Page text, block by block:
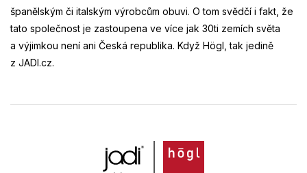
španělským či italským výrobcům obuvi. O tom svědčí i fakt, že
tato společnost je zastoupena ve více jak 30ti zemích světa
a výjimkou není ani Česká republika. Když Högl, tak jedině
z JADI.cz.